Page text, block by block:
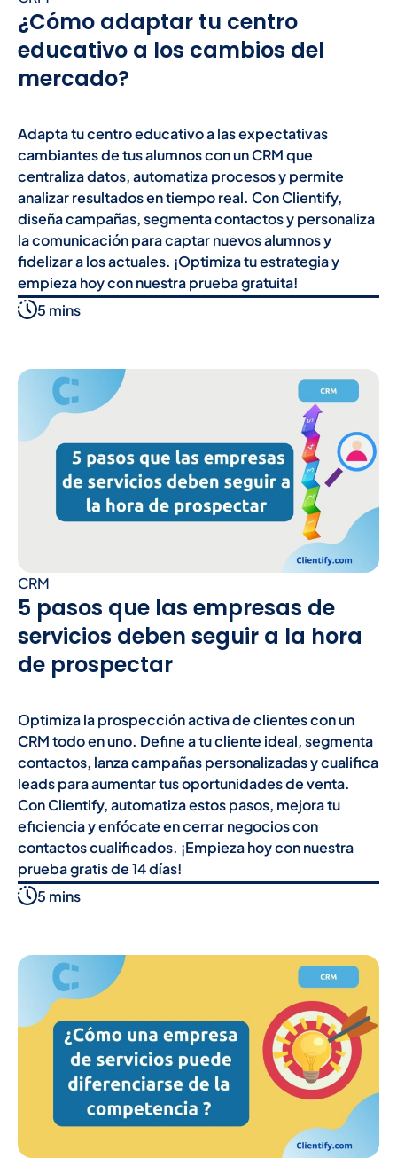
¿Cómo adaptar tu centro
educativo a los cambios del
mercado?
Adapta tu centro educativo a las expectativas
cambiantes de tus alumnos con un CRM que
centraliza datos, automatiza procesos y permite
analizar resultados en tiempo real. Con Clientify,
diseña campañas, segmenta contactos y personaliza
la comunicación para captar nuevos alumnos y
fidelizar a los actuales. ¡Optimiza tu estrategia y
empieza hoy con nuestra prueba gratuita!
5 mins
CRM
5 pasos que las empresas de
servicios deben seguir a la hora
de prospectar
Optimiza la prospección activa de clientes con un
CRM todo en uno. Define a tu cliente ideal, segmenta
contactos, lanza campañas personalizadas y cualifica
leads para aumentar tus oportunidades de venta.
Con Clientify, automatiza estos pasos, mejora tu
eficiencia y enfócate en cerrar negocios con
contactos cualificados. ¡Empieza hoy con nuestra
prueba gratis de 14 días!
5 mins